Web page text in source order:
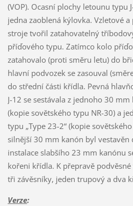
(VOP). Ocasní plochy letounu typu
jedna zaoblená kýlovka. Vzletové
stroje tvořil zatahovatelný
příďového typu. Zatímco kolo
zatahovalo (proti směru letu) do
hlavní podvozek se zasouval
do střední části křídla. Pevná
J-12 se sestávala z jednoho 30
(kopie sovětského typu NR-30) a
typu „Type 23-2“ (kopie
silnější 30 mm kanón byl
instalace slabšího 23 mm kanónu
kořeni křídla. K přepravě
tři závěsníky, jeden trupový a dva
Verze: